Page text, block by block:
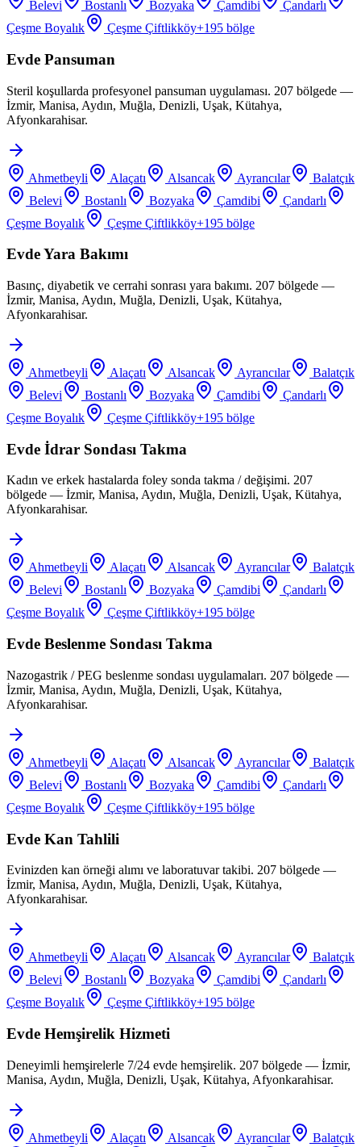
Belevi
Bostanlı Bozyaka Çamdibi
Çandarlı
Çeşme Boyalık
Çeşme Çiftlikköy+195 bölge
Evde Pansuman
Steril koşullarda profesyonel pansuman uygulaması. 207 bölgede —
İzmir, Manisa, Aydın, Muğla, Denizli, Uşak, Kütahya,
Afyonkarahisar.
Ahmetbeyli Alaçatı Alsancak Ayrancılar
Balatçık
Belevi
Bostanlı Bozyaka Çamdibi
Çandarlı
Çeşme Boyalık
Çeşme Çiftlikköy+195 bölge
Evde Yara Bakımı
Basınç, diyabetik ve cerrahi sonrası yara bakımı. 207 bölgede —
İzmir, Manisa, Aydın, Muğla, Denizli, Uşak, Kütahya,
Afyonkarahisar.
Ahmetbeyli Alaçatı Alsancak Ayrancılar
Balatçık
Belevi
Bostanlı Bozyaka Çamdibi
Çandarlı
Çeşme Boyalık
Çeşme Çiftlikköy+195 bölge
Evde İdrar Sondası Takma
Kadın ve erkek hastalarda foley sonda takma / değişimi. 207
bölgede — İzmir, Manisa, Aydın, Muğla, Denizli, Uşak, Kütahya,
Afyonkarahisar.
Ahmetbeyli Alaçatı Alsancak Ayrancılar
Balatçık
Belevi
Bostanlı Bozyaka Çamdibi
Çandarlı
Çeşme Boyalık
Çeşme Çiftlikköy+195 bölge
Evde Beslenme Sondası Takma
Nazogastrik / PEG beslenme sondası uygulamaları. 207 bölgede —
İzmir, Manisa, Aydın, Muğla, Denizli, Uşak, Kütahya,
Afyonkarahisar.
Ahmetbeyli Alaçatı Alsancak Ayrancılar
Balatçık
Belevi
Bostanlı Bozyaka Çamdibi
Çandarlı
Çeşme Boyalık
Çeşme Çiftlikköy+195 bölge
Evde Kan Tahlili
Evinizden kan örneği alımı ve laboratuvar takibi. 207 bölgede —
İzmir, Manisa, Aydın, Muğla, Denizli, Uşak, Kütahya,
Afyonkarahisar.
Ahmetbeyli Alaçatı Alsancak Ayrancılar
Balatçık
Belevi
Bostanlı Bozyaka Çamdibi
Çandarlı
Çeşme Boyalık
Çeşme Çiftlikköy+195 bölge
Evde Hemşirelik Hizmeti
Deneyimli hemşirelerle 7/24 evde hemşirelik. 207 bölgede — İzmir,
Manisa, Aydın, Muğla, Denizli, Uşak, Kütahya, Afyonkarahisar.
Ahmetbeyli Alaçatı Alsancak Ayrancılar Balatçık